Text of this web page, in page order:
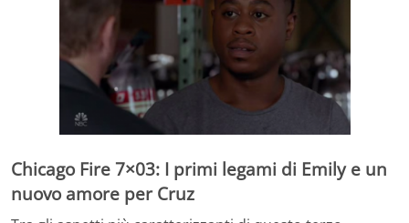
Chicago Fire 7×03: I primi legami di Emily e un
nuovo amore per Cruz